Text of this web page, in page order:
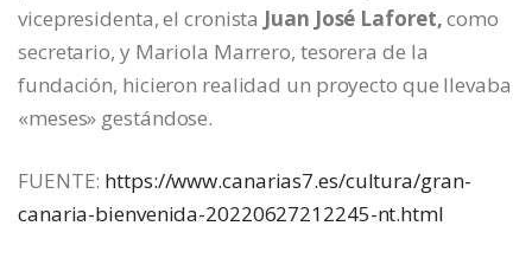
vicepresidenta, el cronista Juan José Laforet,como
secretario, y Mariola Marrero, tesorera de la
fundación, hicieron realidad un proyecto que llevaba
«meses» gestándose.
FUENTE: https://www.canarias7.es/cultura/gran-
canaria-bienvenida-20220627212245-nt.html